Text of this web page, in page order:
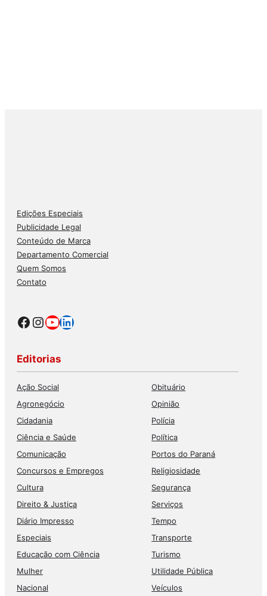
Edições Especiais
Publicidade Legal
Conteúdo de Marca
Departamento Comercial
Quem Somos
Contato
Facebook
Instagram
Youtube
LinkedIn
Editorias
Ação Social
Agronegócio
Cidadania
Ciência e Saúde
Comunicação
Concursos e Empregos
Cultura
Direito & Justiça
Diário Impresso
Especiais
Educação com Ciência
Mulher
Nacional
Obituário
Opinião
Polícia
Política
Portos do Paraná
Religiosidade
Segurança
Serviços
Tempo
Transporte
Turismo
Utilidade Pública
Veículos